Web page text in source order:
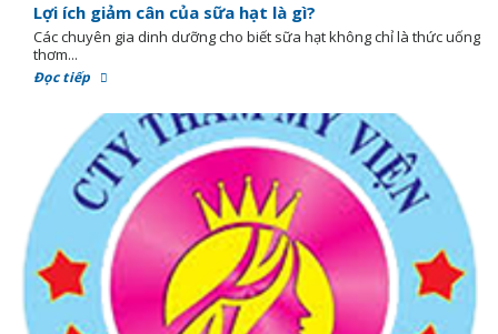
Lợi ích giảm cân của sữa hạt là gì?
Các chuyên gia dinh dưỡng cho biết sữa hạt không chỉ là thức uống
thơm...
Đọc tiếp